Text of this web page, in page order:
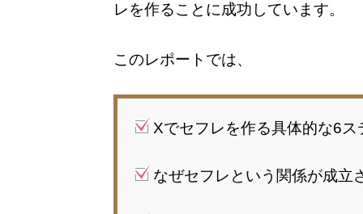
レを作ることに成功しています。
このレポートでは、
Xでセフレを作る具体的な6ス
なぜセフレという関係が成立